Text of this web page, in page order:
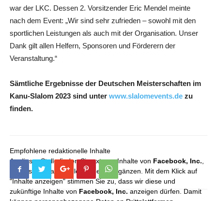
war der LKC. Dessen 2. Vorsitzender Eric Mendel meinte
nach dem Event: „Wir sind sehr zufrieden – sowohl mit den
sportlichen Leistungen als auch mit der Organisation. Unser
Dank gilt allen Helfern, Sponsoren und Förderern der
Veranstaltung.“
Sämtliche Ergebnisse der Deutschen Meisterschaften im
Kanu-Slalom 2023 sind unter www.slalomevents.de zu
finden.
Empfohlene redaktionelle Inhalte
An dieser Stelle finden Sie externe Inhalte von Facebook, Inc.
die unser redaktionelles Angebot ergänzen. Mit dem Klick auf
"Inhalte anzeigen" stimmen Sie zu, dass wir diese und
zukünftige Inhalte von Facebook, Inc. anzeigen dürfen. Damit